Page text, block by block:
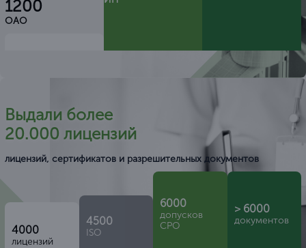
1200
ОАО
Выдали более
20.000 лицензий
лицензий, сертификатов и разрешительных документов
4000
лицензий
4500
ISO
6000
допусков
СРО
> 6000
документов